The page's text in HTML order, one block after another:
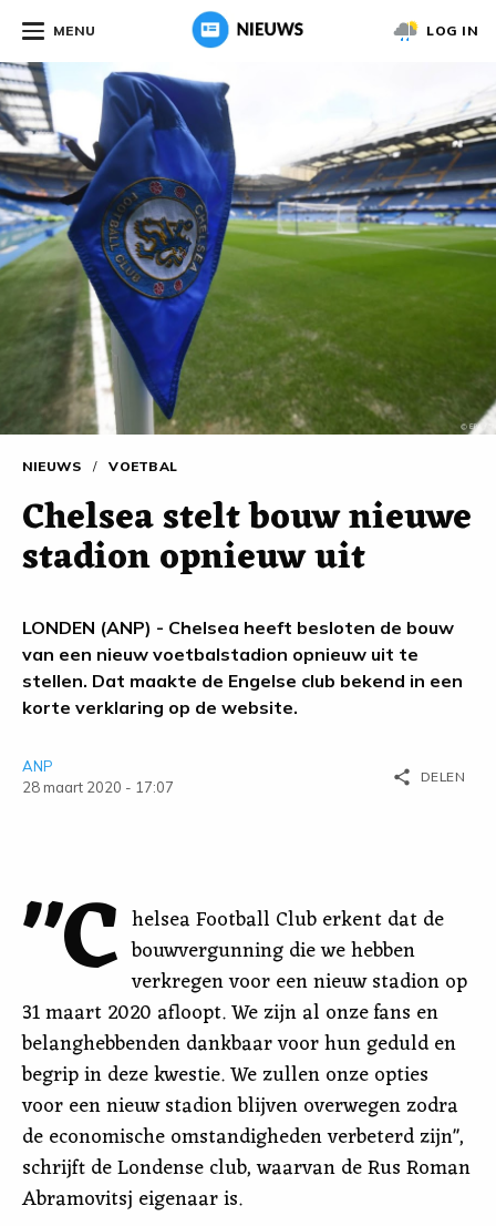
MENU LOG IN
NIEUWS / VOETBAL
Chelsea stelt bouw nieuwe
stadion opnieuw uit
LONDEN (ANP) - Chelsea heeft besloten de bouw
van een nieuw voetbalstadion opnieuw uit te
stellen. Dat maakte de Engelse club bekend in een
korte verklaring op de website.
ANP
28 maart 2020 - 17:07
share DELEN
"C helsea Football Club erkent dat de
bouwvergunning die we hebben
verkregen voor een nieuw stadion op
31 maart 2020 afloopt. We zijn al onze fans en
belanghebbenden dankbaar voor hun geduld en
begrip in deze kwestie. We zullen onze opties
voor een nieuw stadion blijven overwegen zodra
de economische omstandigheden verbeterd zijn",
schrijft de Londense club, waarvan de Rus Roman
Abramovitsj eigenaar is.